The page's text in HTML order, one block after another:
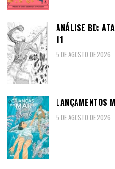
ANÁLISE BD:
11
5 DE AGOSTO DE 2026
LANÇAMENTOS
5 DE AGOSTO DE 2026